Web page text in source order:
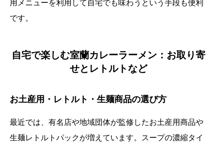
用メニューを利用して自宅でも味わうという手段も便利
です。
自宅で楽しむ室蘭カレーラーメン：お取り寄
せとレトルトなど
お土産用・レトルト・生麺商品の選び方
最近では、有名店や地域団体が監修したお土産用商品や
生麺レトルトパックが増えています。スープの濃縮タイ